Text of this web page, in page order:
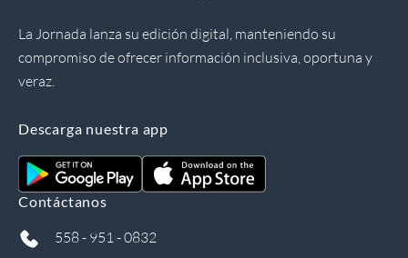
La Jornada lanza su edición digital, manteniendo su
compromiso de ofrecer información inclusiva, oportuna y
veraz.
Descarga nuestra app
Contáctanos
558 - 951 - 0832